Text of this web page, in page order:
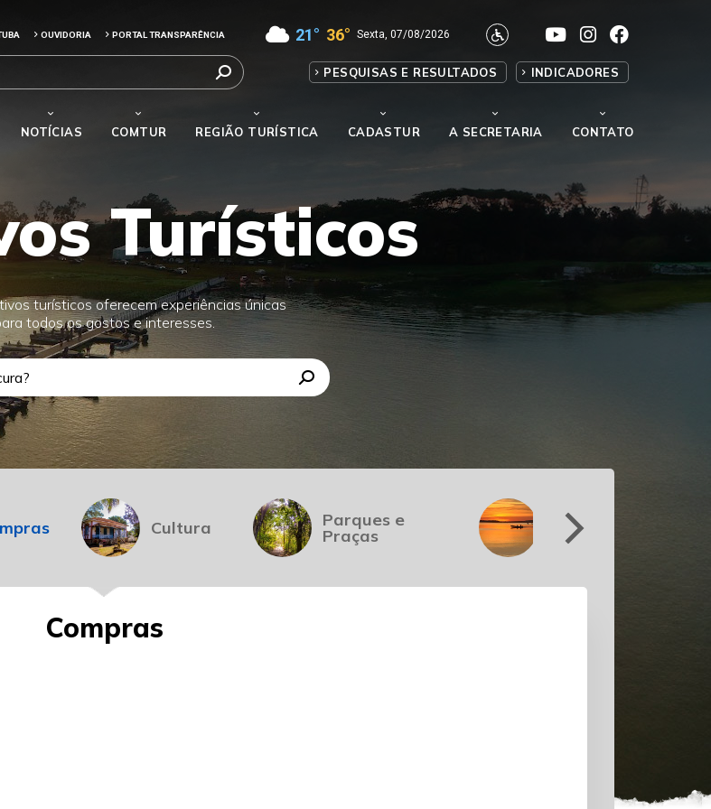
OUVIDORIA PORTAL TRANSPARÊNCIA 21° 36° Sexta, 07/08/2026
PESQUISAS E RESULTADOS INDICADORES
NOTÍCIAS COMTUR REGIÃO TURÍSTICA CADASTUR A SECRETARIA CONTATO
Turísticos
turísticos oferecem experiências únicas
todos os gostos e interesses.
Cultura Parques e
Praças
Pesca e
Náutica
Compras